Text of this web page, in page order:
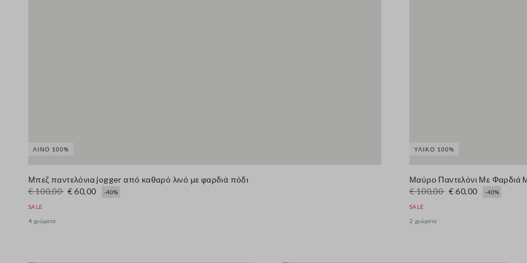
ΛΙΝΌ 100%
Μπεζ παντελόνια jogger από καθαρό λινό με φαρδιά πόδι
€ 100,00 € 60,00 -40%
SALE
4 χρώματα
ΥΛΙΚΌ 100%
Μαύρο Παντελόνι Με Φαρδιά
€ 100,00 € 60,00 -40%
SALE
2 χρώματα